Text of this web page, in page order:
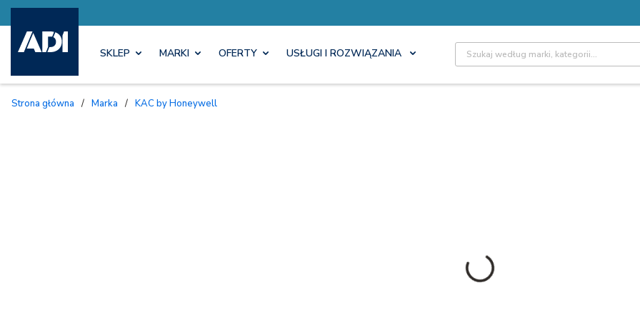
SKLEP MARKI OFERTY USŁUGI I ROZWIĄZANIA Site Search
Strona główna / Marka / KAC by Honeywell